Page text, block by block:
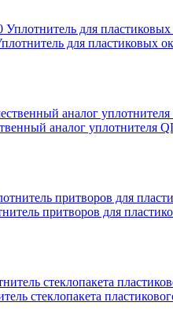
для пластиковых
аналог уплотнителя
притворов для
стеклопакета